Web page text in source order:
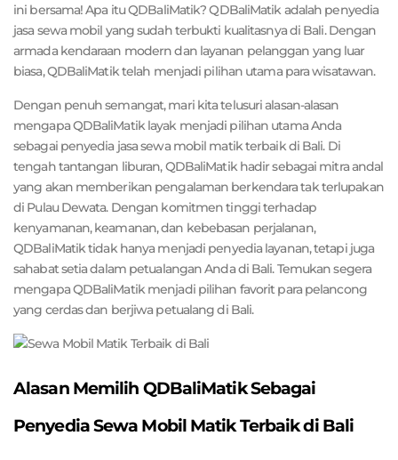
ini bersama! Apa itu QDBaliMatik? QDBaliMatik adalah penyedia
jasa sewa mobil yang sudah terbukti kualitasnya di Bali. Dengan
armada kendaraan modern dan layanan pelanggan yang luar
biasa, QDBaliMatik telah menjadi pilihan utama para wisatawan.
Dengan penuh semangat, mari kita telusuri alasan-alasan
mengapa QDBaliMatik layak menjadi pilihan utama Anda
sebagai penyedia jasa sewa mobil matik terbaik di Bali. Di
tengah tantangan liburan, QDBaliMatik hadir sebagai mitra andal
yang akan memberikan pengalaman berkendara tak terlupakan
di Pulau Dewata. Dengan komitmen tinggi terhadap
kenyamanan, keamanan, dan kebebasan perjalanan,
QDBaliMatik tidak hanya menjadi penyedia layanan, tetapi juga
sahabat setia dalam petualangan Anda di Bali. Temukan segera
mengapa QDBaliMatik menjadi pilihan favorit para pelancong
yang cerdas dan berjiwa petualang di Bali.
Alasan Memilih QDBaliMatik Sebagai
Penyedia Sewa Mobil Matik Terbaik di Bali